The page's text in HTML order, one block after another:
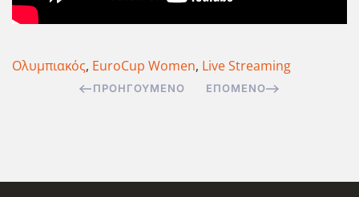
Ολυμπιακός, EuroCup Women, Live Streaming
ΠΡΟΗΓΟΎΜΕΝΟ ΕΠΌΜΕΝΟ